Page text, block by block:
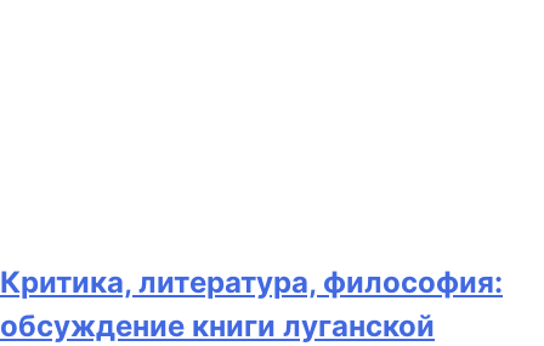
Критика, литература, философия:
обсуждение книги луганской